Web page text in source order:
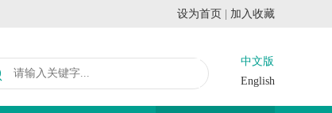
设为首页 加入收藏
中文版
English